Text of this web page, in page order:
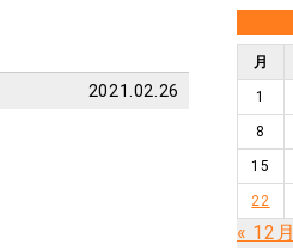
2021.02.26
月
1
8
15
22
« 12月